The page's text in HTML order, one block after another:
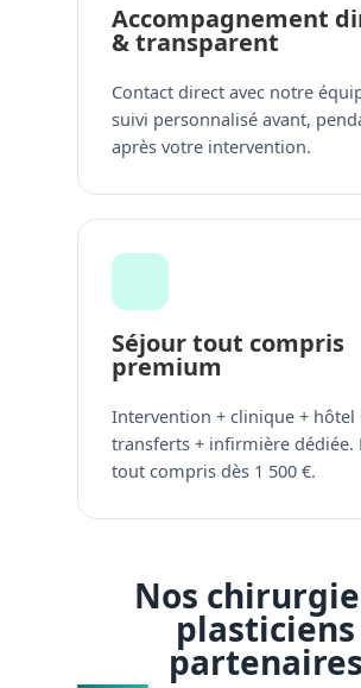
Accompagnement
& transparent
Contact direct avec notre
suivi personnalisé avant,
après votre intervention.
Séjour tout compris
premium
Intervention + clinique + hôtel
transferts + infirmière dédiée.
tout compris dès 1 500 €.
Nos
plasticiens
partenaires